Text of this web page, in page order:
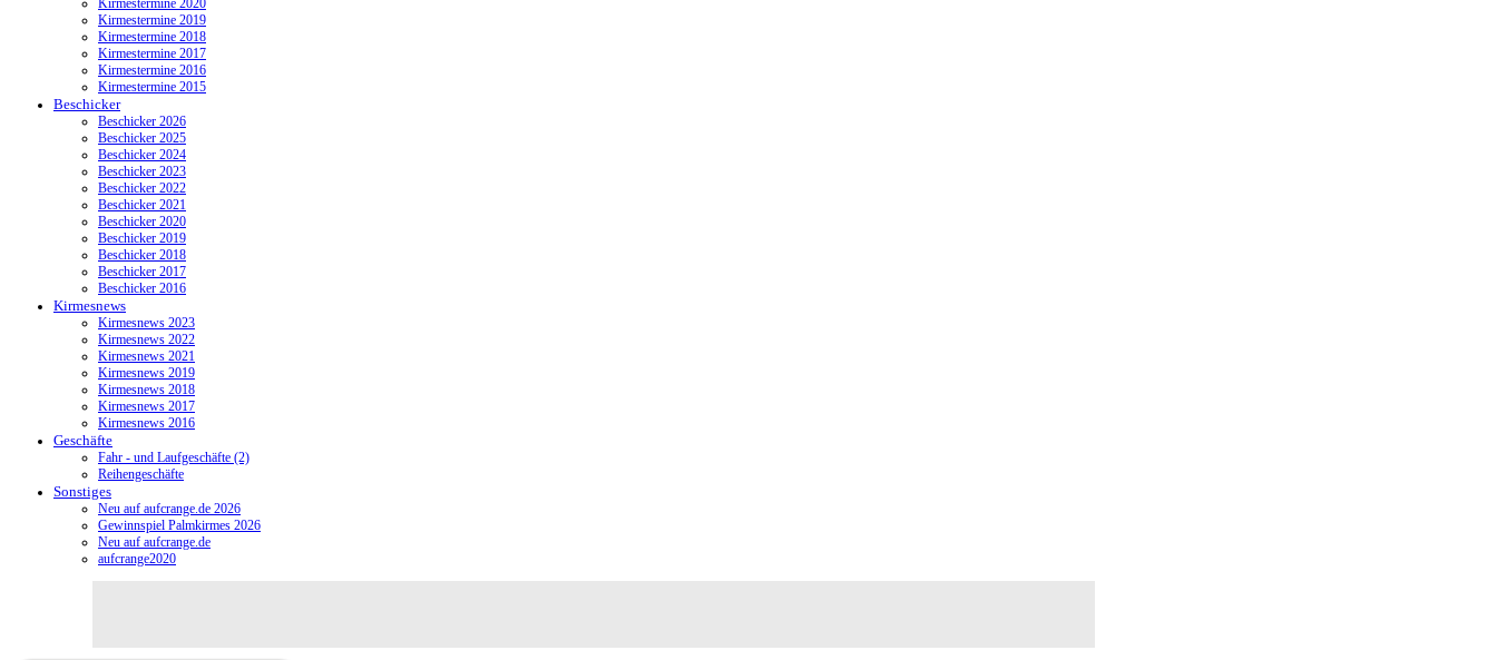
Kirmestermine 2020
Kirmestermine 2019
Kirmestermine 2018
Kirmestermine 2017
Kirmestermine 2016
Kirmestermine 2015
Beschicker
Beschicker 2026
Beschicker 2025
Beschicker 2024
Beschicker 2023
Beschicker 2022
Beschicker 2021
Beschicker 2020
Beschicker 2019
Beschicker 2018
Beschicker 2017
Beschicker 2016
Kirmesnews
Kirmesnews 2023
Kirmesnews 2022
Kirmesnews 2021
Kirmesnews 2019
Kirmesnews 2018
Kirmesnews 2017
Kirmesnews 2016
Geschäfte
Fahr - und Laufgeschäfte (2)
Reihengeschäfte
Sonstiges
Neu auf aufcrange.de 2026
Gewinnspiel Palmkirmes 2026
Neu auf aufcrange.de
aufcrange2020